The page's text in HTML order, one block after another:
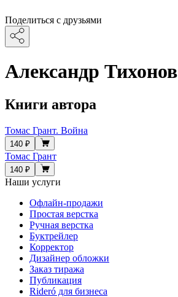
Поделиться с друзьями
Александр Тихонов
Книги автора
Томас Грант. Война
140 ₽
Томас Грант
140 ₽
Наши услуги
Офлайн-продажи
Простая верстка
Ручная верстка
Буктрейлер
Корректор
Дизайнер обложки
Заказ тиража
Публикация
Rideró для бизнеса